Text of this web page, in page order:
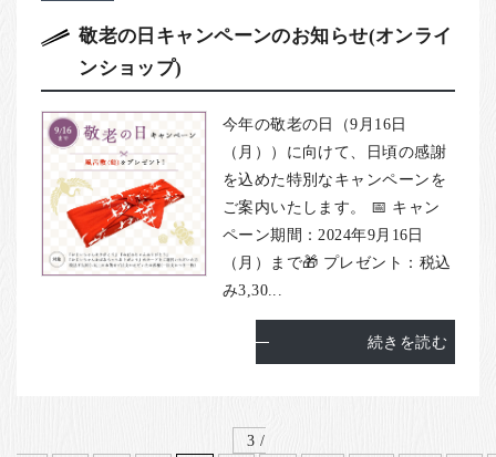
敬老の日キャンペーンのお知らせ(オンライ
ンショップ)
今年の敬老の日（9月16日
（月））に向けて、日頃の感謝
を込めた特別なキャンペーンを
ご案内いたします。 📅 キャン
ペーン期間：2024年9月16日
（月）まで🎁 プレゼント：税込
み3,30...
続きを読む
3 /